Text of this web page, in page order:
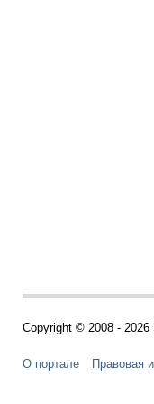
Copyright © 2008 -
О портале Правовая